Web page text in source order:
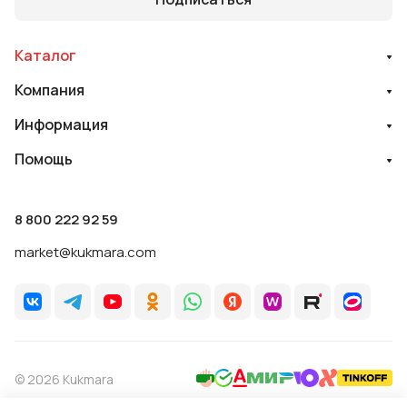
Каталог
Компания
Информация
Помощь
8 800 222 92 59
market@kukmara.com
© 2026 Kukmara